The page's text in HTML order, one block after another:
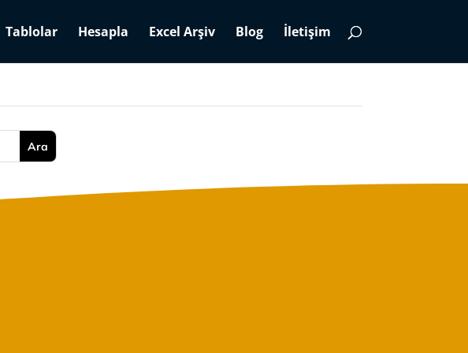
Tablolar Hesapla Excel Arşiv Blog İletişim